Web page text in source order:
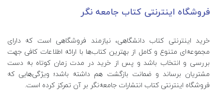
فروشگاه اینترنتی کتاب جامعه نگر
خرید اینترنتی کتاب‌ دانشگاهی، نیازمند فروشگاهی است که دارای
مجموعه‌ای متنوع و کامل از بهترین کتاب‌ها با ارائه اطلاعات کافی جهت
بررسی و انتخاب باشد و پس از خرید در مدت زمان کوتاه به دست
مشتریان برساند و ضمانت بازگشت هم داشته باشد؛ ویژگی‌هایی که
فروشگاه اینترنتی کتاب انتشارات جامعه‌نگر بر آن تمرکز کرده است.